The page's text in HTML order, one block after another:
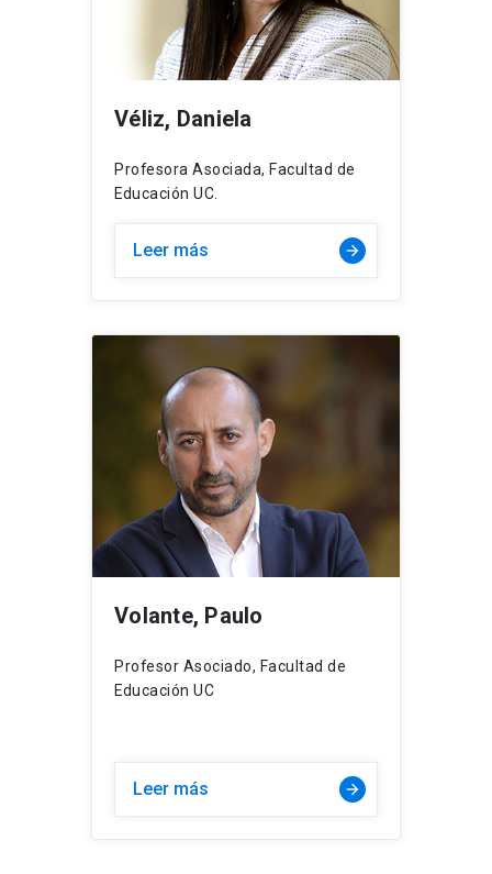
Véliz, Daniela
Profesora Asociada, Facultad de
Educación UC.
Leer más
Volante, Paulo
Profesor Asociado, Facultad de
Educación UC
Leer más